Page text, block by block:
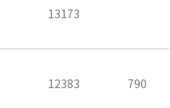
13173
12383 790